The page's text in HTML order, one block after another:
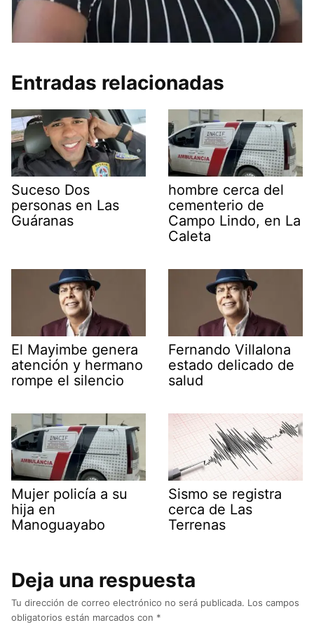
Entradas relacionadas
Suceso Dos
personas en Las
Guáranas
hombre cerca del
cementerio de
Campo Lindo, en La
Caleta
El Mayimbe genera
atención y hermano
rompe el silencio
Fernando Villalona
estado delicado de
salud
Mujer policía a su
hija en
Manoguayabo
Sismo se registra
cerca de Las
Terrenas
Deja una respuesta
Tu dirección de correo electrónico no será publicada. Los campos
obligatorios están marcados con *